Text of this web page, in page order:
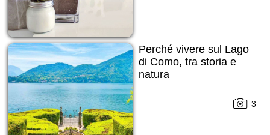
Perché vivere sul Lago
di Como, tra storia e
natura
3